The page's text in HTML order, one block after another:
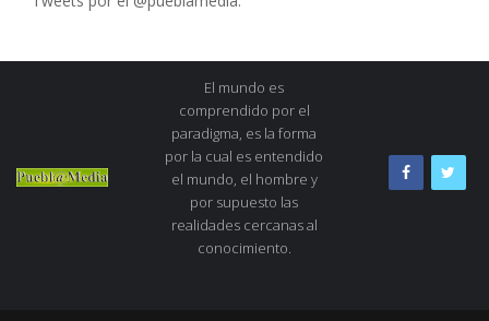
El mundo es
comprendido por el
paradigma, es la forma
por la cual es entendido
el mundo, el hombre y
por supuesto las
realidades cercanas al
conocimiento.